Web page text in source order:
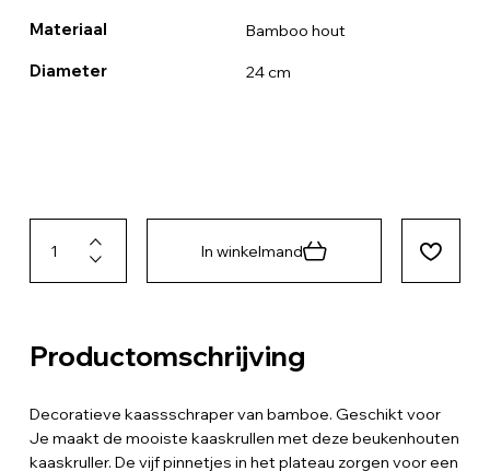
Materiaal Bamboo hout
Diameter 24 cm
In winkelmand
Productomschrijving
Decoratieve kaassschraper van bamboe. Geschikt voor
Je maakt de mooiste kaaskrullen met deze beukenhouten
kaaskruller. De vijf pinnetjes in het plateau zorgen voor een